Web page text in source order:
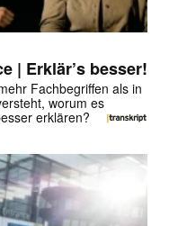
| Erklär’s besser!
Fachbegriffen als in
worum es
erklären?